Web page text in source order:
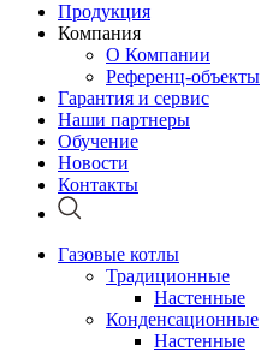
Продукция
Компания
О Компании
Референц-объекты
Гарантия и сервис
Наши партнеры
Обучение
Новости
Контакты
Газовые котлы
Традиционные
Настенные
Конденсационные
Настенные